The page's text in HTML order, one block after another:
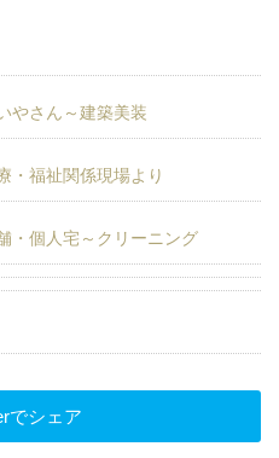
やさん～建築美装
・福祉関係現場より
・個人宅～クリーニング
でシェア